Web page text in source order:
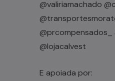
@valiriamachado
@prcompensados_
@lojacalvest
E apoiada por: